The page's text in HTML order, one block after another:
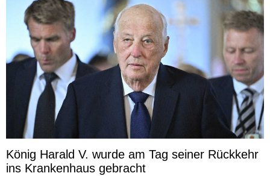
König Harald V. wurde am Tag seiner Rückkehr
ins Krankenhaus gebracht